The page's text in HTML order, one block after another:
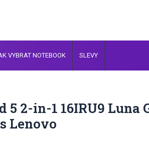
VYBRAT NOTEBOOK SLEVY
5 2-in-1 16IRU9 Luna
Lenovo